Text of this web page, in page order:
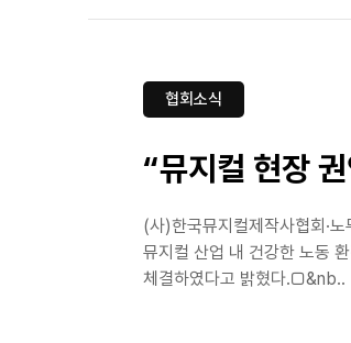
협회소식
“뮤지컬 현장
(사)한국뮤지컬제작사협회·
뮤지컬 산업 내 건강한 노동
체결하였다고 밝혔다.□&nb..